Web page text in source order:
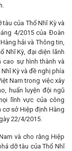
của Thổ Nhĩ Kỳ và
4/2015 của Đoàn
hải và Thông tin,
Nhĩ Kỳ, đại diện lãnh
sự hình thành và
Kỳ và đề nghị phía
Nam trong việc xây
huấn luyện đội ngũ
lĩnh vực của công
sở Hiệp định Hàng
22/4/2015.
và cho rằng Hiệp
dỡ tàu của Thổ Nhĩ